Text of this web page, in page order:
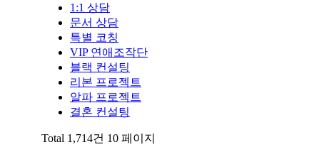
1:1 상담
문서 상담
특별 코칭
VIP 연애조작단
블랙 컨설팅
리본 프로젝트
알파 프로젝트
결혼 컨설팅
Total 1,714건 10 페이지